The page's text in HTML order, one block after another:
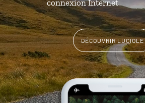
connexion Internet
DÉCOUVRIR LUCIOLE